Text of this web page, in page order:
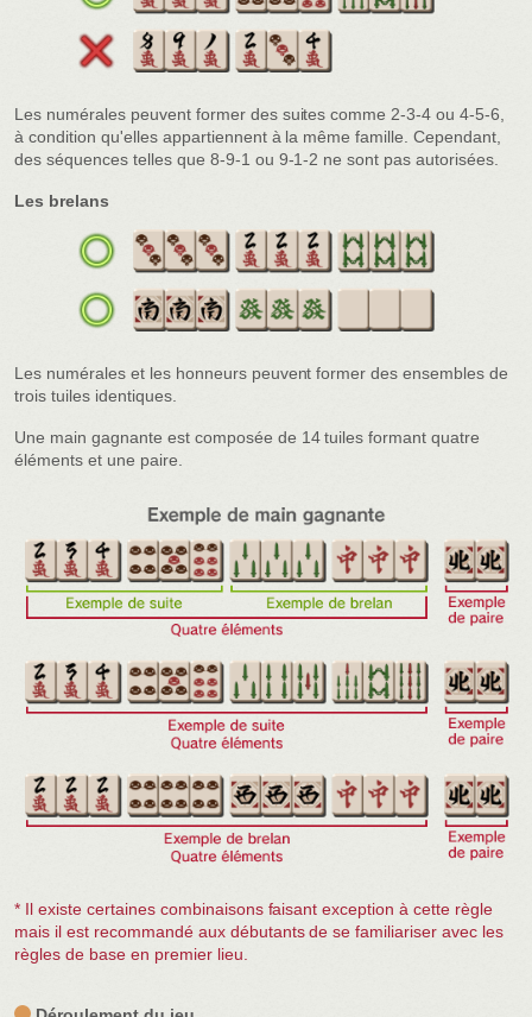
Les numérales peuvent former des suites comme 2-3-4 ou 4-5-6,
à condition qu'elles appartiennent à la même famille. Cependant,
des séquences telles que 8-9-1 ou 9-1-2 ne sont pas autorisées.
Les brelans
Les numérales et les honneurs peuvent former des ensembles de
trois tuiles identiques.
Une main gagnante est composée de 14 tuiles formant quatre
éléments et une paire.
* Il existe certaines combinaisons faisant exception à cette règle
mais il est recommandé aux débutants de se familiariser avec les
règles de base en premier lieu.